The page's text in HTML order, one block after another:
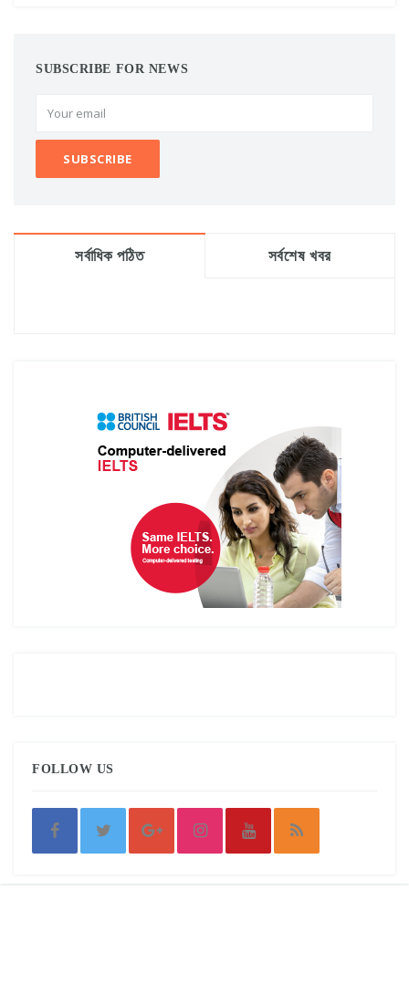
SUBSCRIBE FOR NEWS
সর্বাধিক পঠিত সর্বশেষ খবর
FOLLOW US